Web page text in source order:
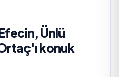
Ünlü
konuk